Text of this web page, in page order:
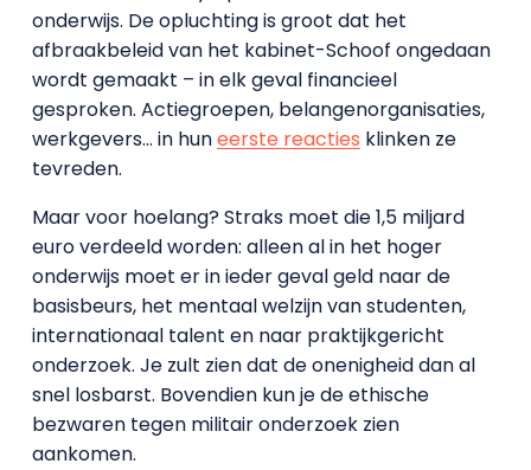
onderwijs. De opluchting is groot dat het
afbraakbeleid van het kabinet-Schoof ongedaan
wordt gemaakt – in elk geval financieel
gesproken. Actiegroepen, belangenorganisaties,
werkgevers… in huneerste reacties klinken ze
tevreden.
Maar voor hoelang? Straks moet die 1,5 miljard
euro verdeeld worden: alleen al in het hoger
onderwijs moet er in ieder geval geld naar de
basisbeurs, het mentaal welzijn van studenten,
internationaal talent en naar praktijkgericht
onderzoek. Je zult zien dat de onenigheid dan al
snel losbarst. Bovendien kun je de ethische
bezwaren tegen militair onderzoek zien
aankomen.